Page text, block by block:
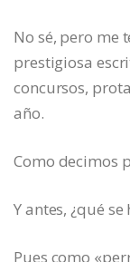
No sé, pero me
prestigiosa
concursos,
año.
Como decimos
Y antes, ¿qué se
Pues como